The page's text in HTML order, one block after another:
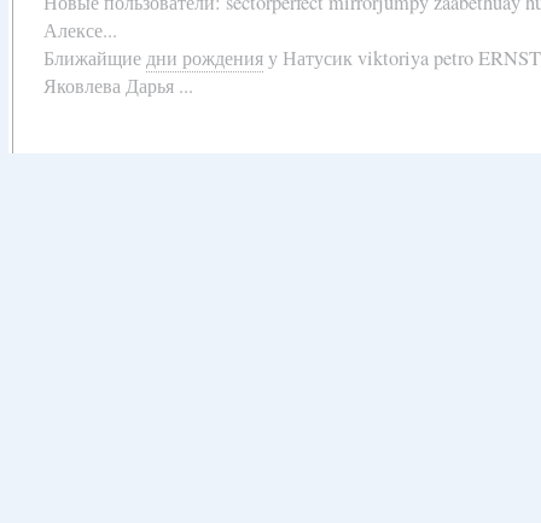
Алексе...
Ближайщиедни рожденияу Натусик viktoriya petro
Яковлева Дарья ...